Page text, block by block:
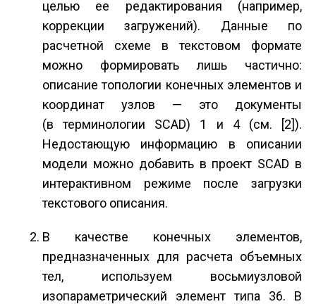
целью ее редактирования (например,
коррекции загружений). Данные по
расчетной схеме в текстовом формате
можно формировать лишь частично:
описание топологии конечных элементов и
координат узлов — это документы
(в терминологии SCAD) 1 и 4 (см. [2]).
Недостающую информацию в описании
модели можно добавить в проект SCAD в
интерактивном режиме после загрузки
текстового описания.
В качестве конечных элементов,
предназначенных для расчета объемных
тел, используем восьмиузловой
изопараметрический элемент типа 36. В